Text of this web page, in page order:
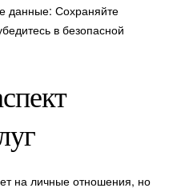
данные: Сохраняйте
в безопасной
на личные отношения, но